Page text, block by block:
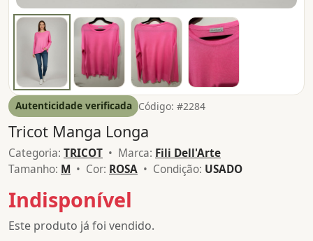
Autenticidade verificada Código: #2284
Tricot Manga Longa
Categoria: TRICOT • Marca: Fili Dell'Arte
Tamanho: M • Cor: ROSA • Condição: USADO
Indisponível
Este produto já foi vendido.